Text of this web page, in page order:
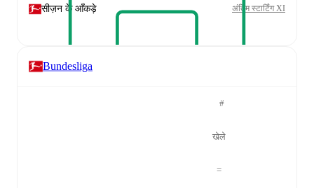
सीज़न के आँकड़े अंतिम स्टार्टिंग XI
Bundesliga
#
खेले
=